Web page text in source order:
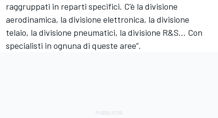
raggruppati in reparti specifici. C'è la divisione
aerodinamica, la divisione elettronica, la divisione
telaio, la divisione pneumatici, la divisione R&S... Con
specialisti in ognuna di queste aree”.